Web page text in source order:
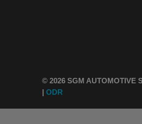
© 2026 SGM AUTOMOTIVE
| ODR